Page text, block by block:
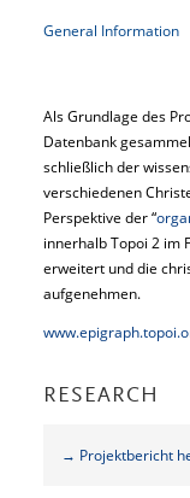
General Information
Als Grundlage des
Datenbank
schließlich der
verschiedenen
Perspektive der “
innerhalb Topoi 2 im
erweitert und die
aufgenehmen.
RESEARCH
→ Projektbericht